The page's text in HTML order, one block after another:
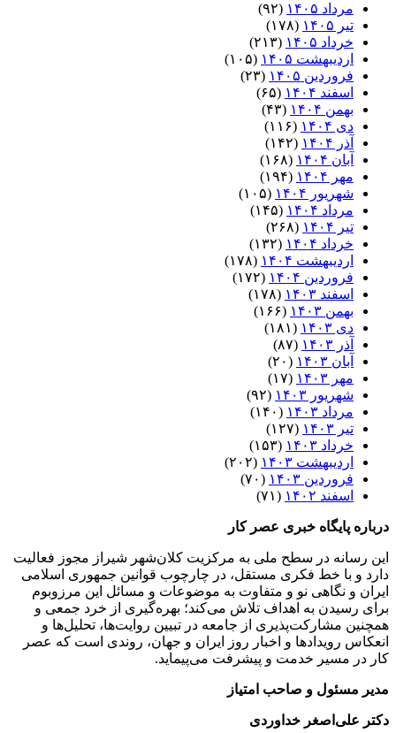
مرداد ۱۴۰۵
(۹۲)
تیر ۱۴۰۵
(۱۷۸)
خرداد ۱۴۰۵
(۲۱۳)
اردیبهشت ۱۴۰۵
(۱۰۵)
فروردین ۱۴۰۵
(۲۳)
اسفند ۱۴۰۴
(۶۵)
بهمن ۱۴۰۴
(۴۳)
دی ۱۴۰۴
(۱۱۶)
آذر ۱۴۰۴
(۱۴۲)
آبان ۱۴۰۴
(۱۶۸)
مهر ۱۴۰۴
(۱۹۴)
شهریور ۱۴۰۴
(۱۰۵)
مرداد ۱۴۰۴
(۱۴۵)
تیر ۱۴۰۴
(۲۶۸)
خرداد ۱۴۰۴
(۱۳۲)
اردیبهشت ۱۴۰۴
(۱۷۸)
فروردین ۱۴۰۴
(۱۷۲)
اسفند ۱۴۰۳
(۱۷۸)
بهمن ۱۴۰۳
(۱۶۶)
دی ۱۴۰۳
(۱۸۱)
آذر ۱۴۰۳
(۸۷)
آبان ۱۴۰۳
(۲۰)
مهر ۱۴۰۳
(۱۷)
شهریور ۱۴۰۳
(۹۲)
مرداد ۱۴۰۳
(۱۴۰)
تیر ۱۴۰۳
(۱۲۷)
خرداد ۱۴۰۳
(۱۵۳)
اردیبهشت ۱۴۰۳
(۲۰۲)
فروردین ۱۴۰۳
(۷۰)
اسفند ۱۴۰۲
(۷۱)
درباره پایگاه خبری عصر کار
این رسانه در سطح ملی به مرکزیت کلان‌شهر شیراز مجوز فعالیت
دارد و با خط فکری مستقل، در چارچوب قوانین جمهوری اسلامی
ایران و نگاهی نو و متفاوت به موضوعات ‌و مسائل این مرزوبوم
برای رسیدن به اهداف تلاش می‌کند؛ بهره‌گیری از خرد جمعی و
همچنین مشارکت‌پذیری از جامعه در تبیین روایت‌ها، تحلیل‌ها و
انعکاس رویدادها و اخبار روز ایران و جهان، روندی است که عصر
کار در مسیر خدمت و پیشرفت می‌پیماید.
مدیر مسئول و صاحب امتیاز
دکتر علی‌اصغر خداوردی